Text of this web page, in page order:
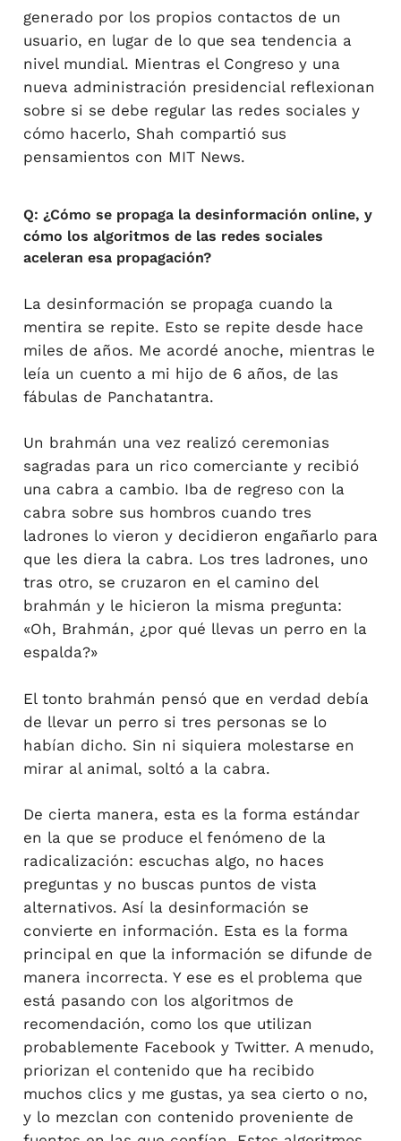
generado por los propios contactos de un
usuario, en lugar de lo que sea tendencia a
nivel mundial. Mientras el Congreso y una
nueva administración presidencial reflexionan
sobre si se debe regular las redes sociales y
cómo hacerlo, Shah compartió sus
pensamientos con MIT News.
Q: ¿Cómo se propaga la desinformación online, y
cómo los algoritmos de las redes sociales
aceleran esa propagación?
La desinformación se propaga cuando la
mentira se repite. Esto se repite desde hace
miles de años. Me acordé anoche, mientras le
leía un cuento a mi hijo de 6 años, de las
fábulas de Panchatantra.
Un brahmán una vez realizó ceremonias
sagradas para un rico comerciante y recibió
una cabra a cambio. Iba de regreso con la
cabra sobre sus hombros cuando tres
ladrones lo vieron y decidieron engañarlo para
que les diera la cabra. Los tres ladrones, uno
tras otro, se cruzaron en el camino del
brahmán y le hicieron la misma pregunta:
«Oh, Brahmán, ¿por qué llevas un perro en la
espalda?»
El tonto brahmán pensó que en verdad debía
de llevar un perro si tres personas se lo
habían dicho. Sin ni siquiera molestarse en
mirar al animal, soltó a la cabra.
De cierta manera, esta es la forma estándar
en la que se produce el fenómeno de la
radicalización: escuchas algo, no haces
preguntas y no buscas puntos de vista
alternativos. Así la desinformación se
convierte en información. Esta es la forma
principal en que la información se difunde de
manera incorrecta. Y ese es el problema que
está pasando con los algoritmos de
recomendación, como los que utilizan
probablemente Facebook y Twitter. A menudo,
priorizan el contenido que ha recibido
muchos clics y me gustas, ya sea cierto o no,
y lo mezclan con contenido proveniente de